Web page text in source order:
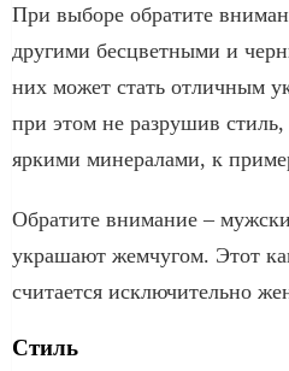
При выборе обратите
другими бесцветными и
них может стать отличным
при этом не разрушив
яркими минералами, к
Обратите внимание –
украшают жемчугом. Этот
считается исключительно
Стиль